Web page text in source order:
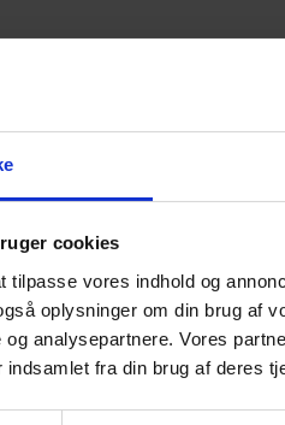
cookies
tilpasse vores indhold og
oplysninger om din brug af
og analysepartnere. Vores
fra din brug af deres